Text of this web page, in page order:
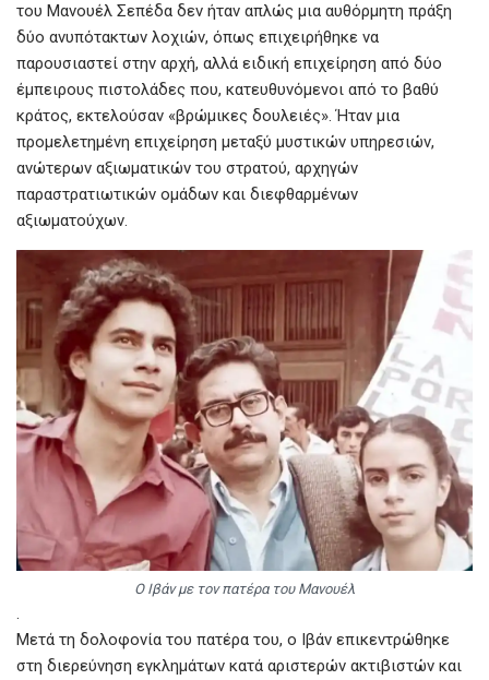
του Μανουέλ Σεπέδα δεν ήταν απλώς μια αυθόρμητη πράξη
δύο ανυπότακτων λοχιών, όπως επιχειρήθηκε να
παρουσιαστεί στην αρχή, αλλά ειδική επιχείρηση από δύο
έμπειρους πιστολάδες που, κατευθυνόμενοι από το βαθύ
κράτος, εκτελούσαν «βρώμικες δουλειές». Ήταν μια
προμελετημένη επιχείρηση μεταξύ μυστικών υπηρεσιών,
ανώτερων αξιωματικών του στρατού, αρχηγών
παραστρατιωτικών ομάδων και διεφθαρμένων
αξιωματούχων.
Ο Ιβάν με τον πατέρα του Μανουέλ
.
Μετά τη δολοφονία του πατέρα του, ο Ιβάν επικεντρώθηκε
στη διερεύνηση εγκλημάτων κατά αριστερών ακτιβιστών και